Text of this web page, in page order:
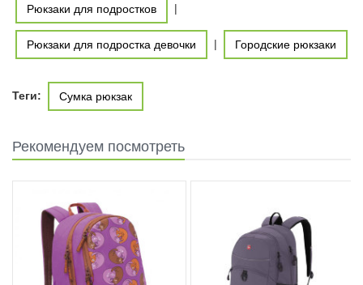
Рюкзаки для подростков |
Рюкзаки для подростка девочки | Городские рюкзаки
Теги: Сумка рюкзак
Рекомендуем посмотреть